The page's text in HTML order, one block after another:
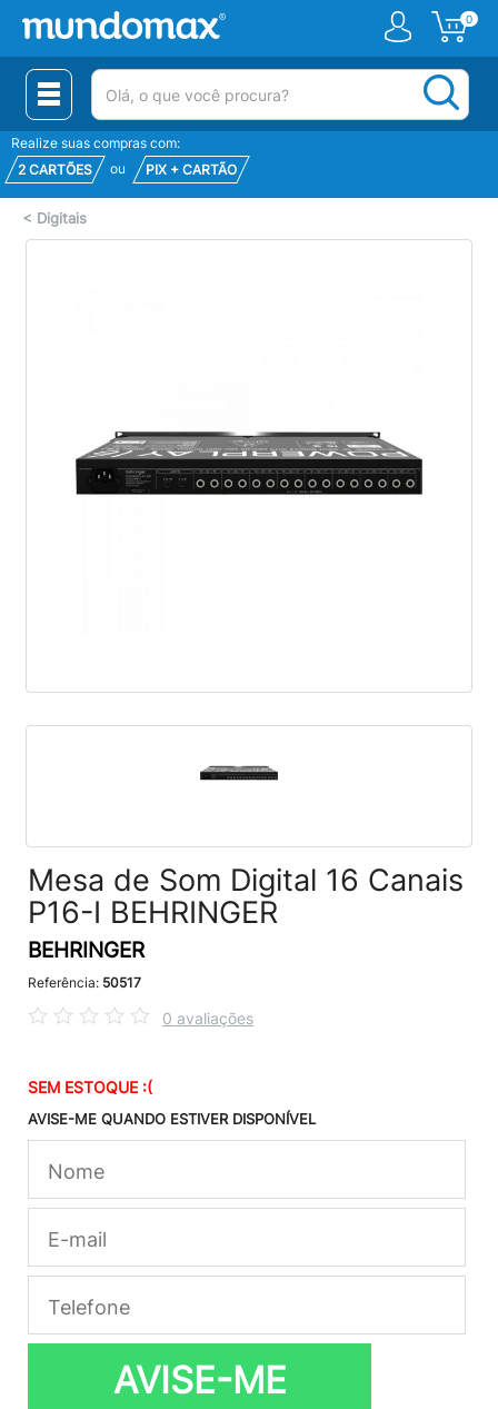
0
(pesquisar)
Realize suas compras com:
2 CARTÕES
ou PIX + CARTÃO
< Digitais
Mesa de Som Digital 16 Canais
P16-I BEHRINGER
BEHRINGER
Referência: 50517
0 avaliações
SEM ESTOQUE :(
AVISE-ME QUANDO ESTIVER DISPONÍVEL
AVISE-ME